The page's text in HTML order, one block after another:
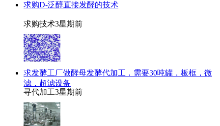
求购D-泛醇直接发酵的技术
求购技术3星期前
求发酵工厂做酵母发酵代加工，需要30吨罐，板框，微
滤，超滤设备
寻代加工3星期前